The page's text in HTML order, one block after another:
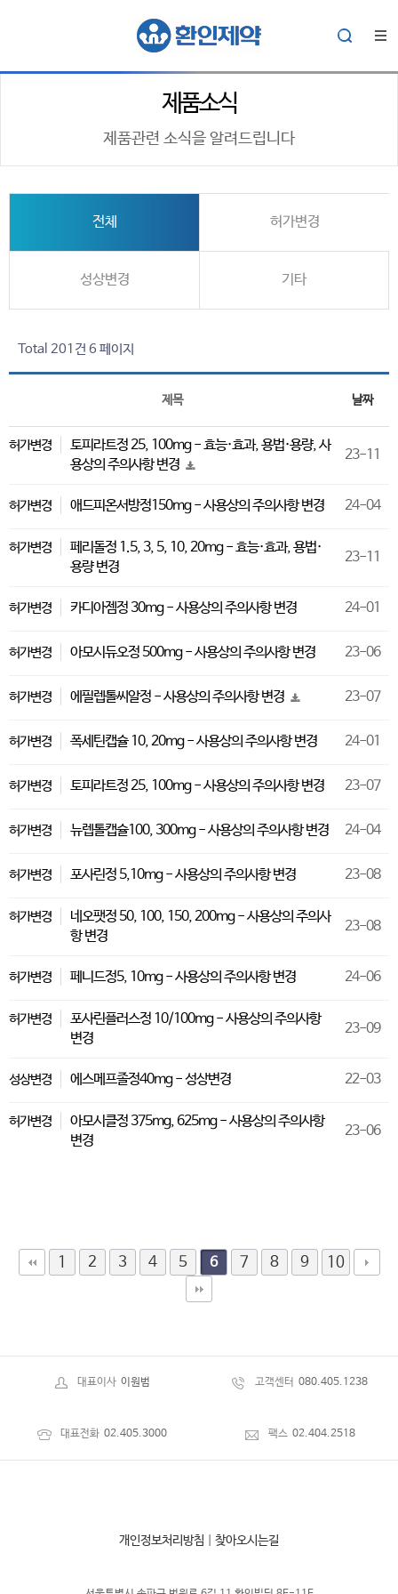
제품소식
제품관련 소식을 알려드립니다
전체 허가변경
성상변경 기타
Total 201건 6 페이지
제목 날짜
허가변경
토피라트정 25, 100mg - 효능·효과, 용법·용량, 사
용상의 주의사항 변경
23-11
허가변경 애드피온서방정150mg - 사용상의 주의사항 변경 24-04
허가변경
페리돌정 1.5, 3, 5, 10, 20mg - 효능·효과, 용법·
용량 변경
23-11
허가변경 카디아젬정 30mg - 사용상의 주의사항 변경 24-01
허가변경 아모시듀오정 500mg - 사용상의 주의사항 변경 23-06
허가변경 에필렙톨씨알정 - 사용상의 주의사항 변경 23-07
허가변경 폭세틴캡슐 10, 20mg - 사용상의 주의사항 변경 24-01
허가변경 토피라트정 25, 100mg - 사용상의 주의사항 변경 23-07
허가변경 뉴렙톨캡슐100, 300mg - 사용상의 주의사항 변경 24-04
허가변경 포사린정 5,10mg - 사용상의 주의사항 변경 23-08
허가변경
네오팻정 50, 100, 150, 200mg - 사용상의 주의사
항 변경
23-08
허가변경 페니드정5, 10mg - 사용상의 주의사항 변경 24-06
허가변경
포사린플러스정 10/100mg - 사용상의 주의사항
변경
23-09
성상변경 에스메프졸정40mg - 성상변경 22-03
허가변경
아모시클정 375mg, 625mg - 사용상의 주의사항
변경
23-06
1 2 3 4 5 6 7 8 9 10
대표이사 이원범 고객센터 080.405.1238
대표전화 02.405.3000 팩스 02.404.2518
개인정보처리방침 찾아오시는길